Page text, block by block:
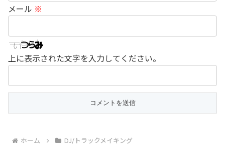
メール ※
上に表示された文字を入力してください。
ホーム DJ/トラックメイキング